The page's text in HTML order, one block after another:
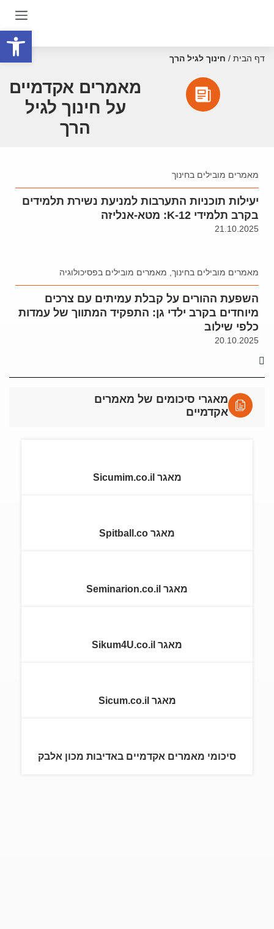
פתח
דף הבית / חינוך לגיל הרך
מאמרים אקדמיים
על חינוך לגיל
הרך
מאמרים מובילים בחינוך
יעילות תוכניות התערבות למניעת נשירת תלמידים
בקרב תלמידי K-12: מטא-אנליזה
21.10.2025
מאמרים מובילים בחינוך מאמרים מובילים בפסיכולוגיה
השפעת ההורים על קבלת עמיתים עם צרכים
מיוחדים בקרב ילדי גן: התפקיד המתווך של עמדות
כלפי שילוב
20.10.2025
מאגרי סיכומים של מאמרים
אקדמיים
מאגר Sicumim.co.il
מאגר Spitball.co
מאגר Seminarion.co.il
מאגר Sikum4U.co.il
מאגר Sicum.co.il
סיכומי מאמרים אקדמיים באדיבות מכון אלבק